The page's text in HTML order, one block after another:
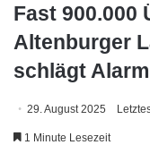
Fast 900.000
Altenburger
schlägt Alarm
29. August 2025
1 Minute Lesezeit